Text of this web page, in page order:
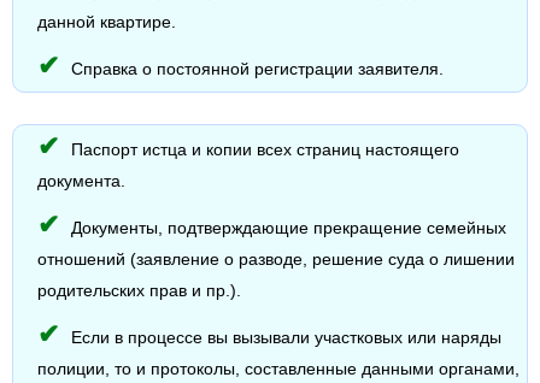
данной квартире.
Справка о постоянной регистрации заявителя.
Паспорт истца и копии всех страниц настоящего
документа.
Документы, подтверждающие прекращение семейных
отношений (заявление о разводе, решение суда о лишении
родительских прав и пр.).
Если в процессе вы вызывали участковых или наряды
полиции, то и протоколы, составленные данными органами,